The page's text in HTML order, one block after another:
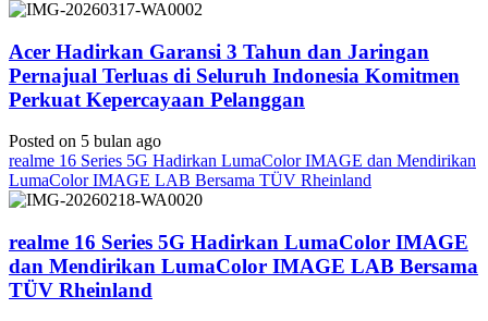
Acer Hadirkan Garansi 3 Tahun dan Jaringan
Pernajual Terluas di Seluruh Indonesia Komitmen
Perkuat Kepercayaan Pelanggan
Posted on 5 bulan ago
realme 16 Series 5G Hadirkan LumaColor IMAGE dan Mendirikan
LumaColor IMAGE LAB Bersama TÜV Rheinland
realme 16 Series 5G Hadirkan LumaColor IMAGE
dan Mendirikan LumaColor IMAGE LAB Bersama
TÜV Rheinland